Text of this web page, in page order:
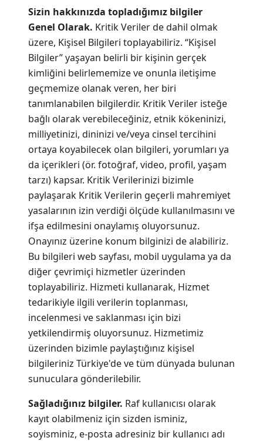
Sizin hakkınızda topladığımız bilgiler
Genel Olarak. Kritik Veriler de dahil olmak
üzere, Kişisel Bilgileri toplayabiliriz. “Kişisel
Bilgiler” yaşayan belirli bir kişinin gerçek
kimliğini belirlememize ve onunla iletişime
geçmemize olanak veren, her biri
tanımlanabilen bilgilerdir. Kritik Veriler isteğe
bağlı olarak verebileceğiniz, etnik kökeninizi,
milliyetinizi, dininizi ve/veya cinsel tercihini
ortaya koyabilecek olan bilgileri, yorumları ya
da içerikleri (ör. fotoğraf, video, profil, yaşam
tarzı) kapsar. Kritik Verilerinizi bizimle
paylaşarak Kritik Verilerin geçerli mahremiyet
yasalarının izin verdiği ölçüde kullanılmasını ve
ifşa edilmesini onaylamış oluyorsunuz.
Onayınız üzerine konum bilginizi de alabiliriz.
Bu bilgileri web sayfası, mobil uygulama ya da
diğer çevrimiçi hizmetler üzerinden
toplayabiliriz. Hizmeti kullanarak, Hizmet
tedarikiyle ilgili verilerin toplanması,
incelenmesi ve saklanması için bizi
yetkilendirmiş oluyorsunuz. Hizmetimiz
üzerinden bizimle paylaştığınız kişisel
bilgileriniz Türkiye'de ve tüm dünyada bulunan
sunuculara gönderilebilir.
Sağladığınız bilgiler. Raf kullanıcısı olarak
kayıt olabilmeniz için sizden isminiz,
soyisminiz, e-posta adresiniz bir kullanıcı adı